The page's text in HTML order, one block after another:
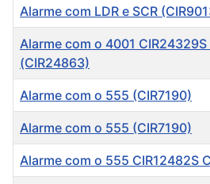
Alarme com LDR e SCR
Alarme com o 4001
(CIR24863)
Alarme com o 555 (CIR7190)
Alarme com o 555 (CIR7190)
Alarme com o 555 CIR12482S